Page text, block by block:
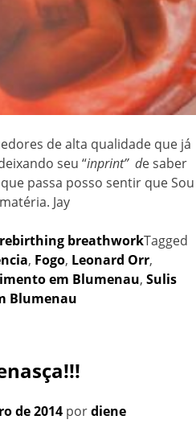
de alta qualidade que já
seu “inprint” de saber
passa posso sentir que Sou
Jay
breathworkTagged
, Fogo, Leonard Orr,
em Blumenau, Sulis
Blumenau
de 2014 pordiene